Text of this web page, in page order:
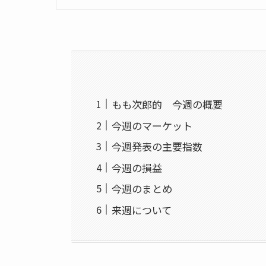
もも次郎的 今週の概要
今週のマーケット
今週発表の主要指数
今週の損益
今週のまとめ
来週について